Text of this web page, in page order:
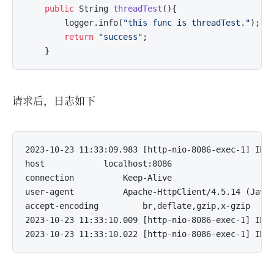
public String threadTest (){
        logger.info(
"this func is threadTest.");
return
"success" ;
请求后，日志如下
2023-10-23 11:33:09.983 [http-nio-8086-exec-1]
host			localhost:8086
connection			Keep-Alive
user-agent			Apache-HttpClient/4.5.14 (Java/17.0.7)
accept-encoding			br,deflate,gzip,x-gzip
2023-10-23 11:33:10.009 [http-nio-8086-exec-1]